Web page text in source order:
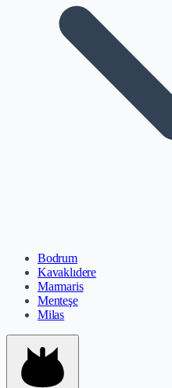
Bodrum
Kavaklıdere
Marmaris
Menteşe
Milas